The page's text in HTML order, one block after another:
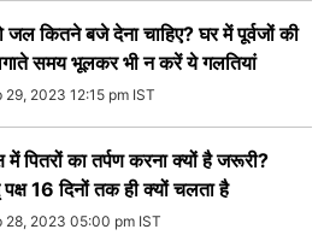
जल कितने बजे देना चाहिए? घर में पूर्वजों की
समय भूलकर भी न करें ये गलतियां
2023 12:15 pm IST
में पितरों का तर्पण करना क्यों है जरूरी?
16 दिनों तक ही क्यों चलता है
28, 2023 05:00 pm IST